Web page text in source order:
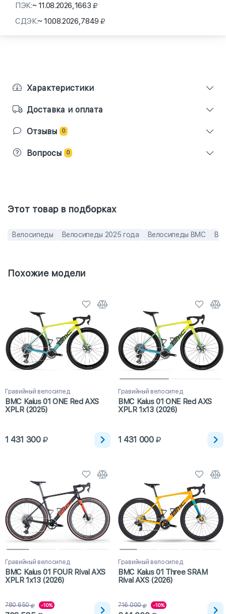
ПЭК:~ 11.08.2026,1663
СДЭК:~ 10.08.2026,7849
Характеристики
Доставка и оплата
Отзывы 0
Вопросы 0
Этот товар в подборках
Велосипеды Велосипеды 2025 года Велосипеды BMC
Похожие модели
Гравийный велосипед
BMC Kaius 01 ONE Red AXS
XPLR (2025)
1 431 300
Гравийный велосипед
BMC Kaius 01 ONE Red AXS
XPLR 1x13 (2026)
1 431 000
Гравийный велосипед
BMC Kaius 01 FOUR Rival AXS
XPLR 1x13 (2026)
780 650 -10%
Гравийный велосипед
BMC Kaius 01 Three SRAM
Rival AXS (2026)
716 000 -10%